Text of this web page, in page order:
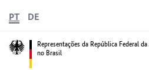
Representações da República Federal
no Brasil
PT DE